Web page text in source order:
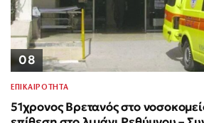
08
ΕΠΙΚΑΙΡΟΤΗΤΑ
51χρονος Βρετανός στο